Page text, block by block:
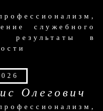
служебного
результаты в
Олегович